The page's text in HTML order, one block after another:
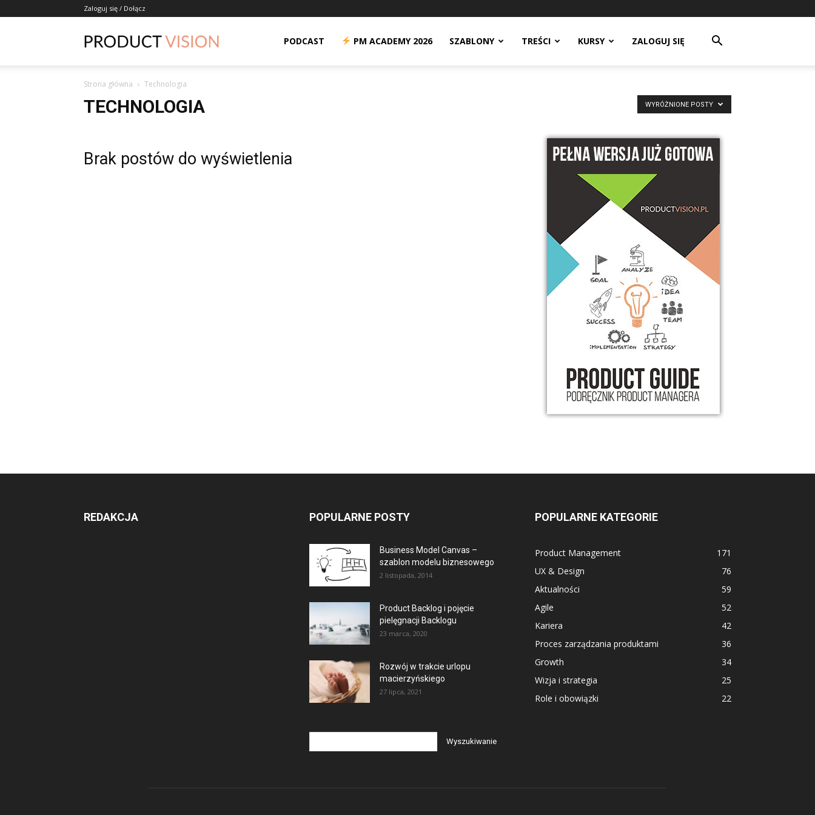
Zaloguj się / Dołącz
PODCAST PM ACADEMY 2026 SZABLONY TREŚCI KURSY ZALOGUJ SIĘ
Strona główna Technologia
TECHNOLOGIA WYRÓŻNIONE POSTY
Brak postów do wyświetlenia
REDAKCJA POPULARNE POSTY
Business Model Canvas –
szablon modelu biznesowego
2 listopada, 2014
Product Backlog i pojęcie
pielęgnacji Backlogu
23 marca, 2020
Rozwój w trakcie urlopu
macierzyńskiego
27 lipca, 2021
POPULARNE KATEGORIE
Product Management
171
UX & Design
76
Aktualności
59
Agile
52
Kariera
42
Proces zarządzania produktami
36
Growth
34
Wizja i strategia
25
Role i obowiązki
22